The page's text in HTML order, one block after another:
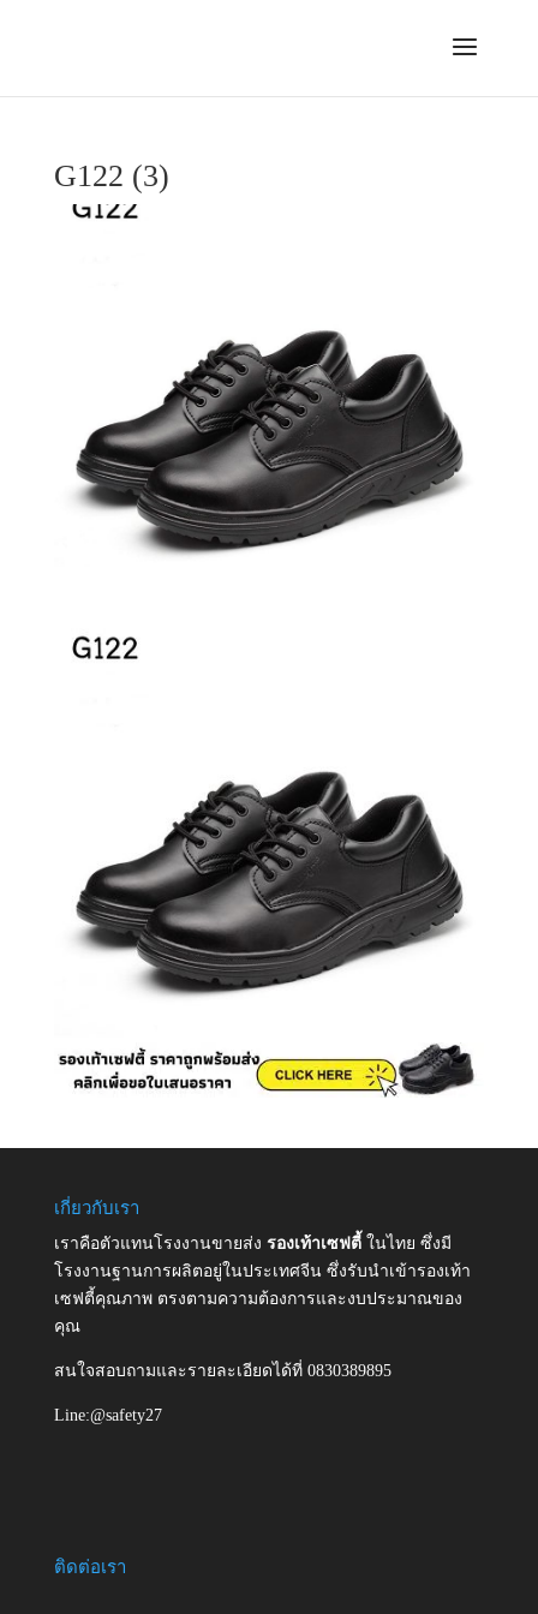
G122 (3)
เกี่ยวกับเรา
เราคือตัวแทนโรงงานขายส่ง รองเท้าเซฟตี้ ในไทย ซึ่งมี
โรงงานฐานการผลิตอยู่ในประเทศจีน ซึ่งรับนำเข้ารองเท้า
เซฟตี้คุณภาพ ตรงตามความต้องการและงบประมาณของ
คุณ
สนใจสอบถามและรายละเอียดได้ที่ 0830389895
Line:@safety27
ติดต่อเรา